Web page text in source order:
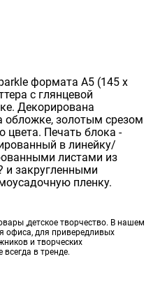
формата А5 (145 х
с глянцевой
Декорирована
обложке, золотым срезом
цвета. Печать блока -
в линейку/
листами из
и закругленными
пленку.
,детское творчество. В нашем
офиса, для привередливых
и творческих
в тренде.